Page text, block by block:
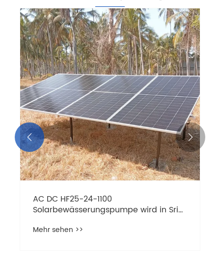
AC DC HF25-24-1100
Solarbewässerungspumpe wird in Sri
Mehr sehen >>
 